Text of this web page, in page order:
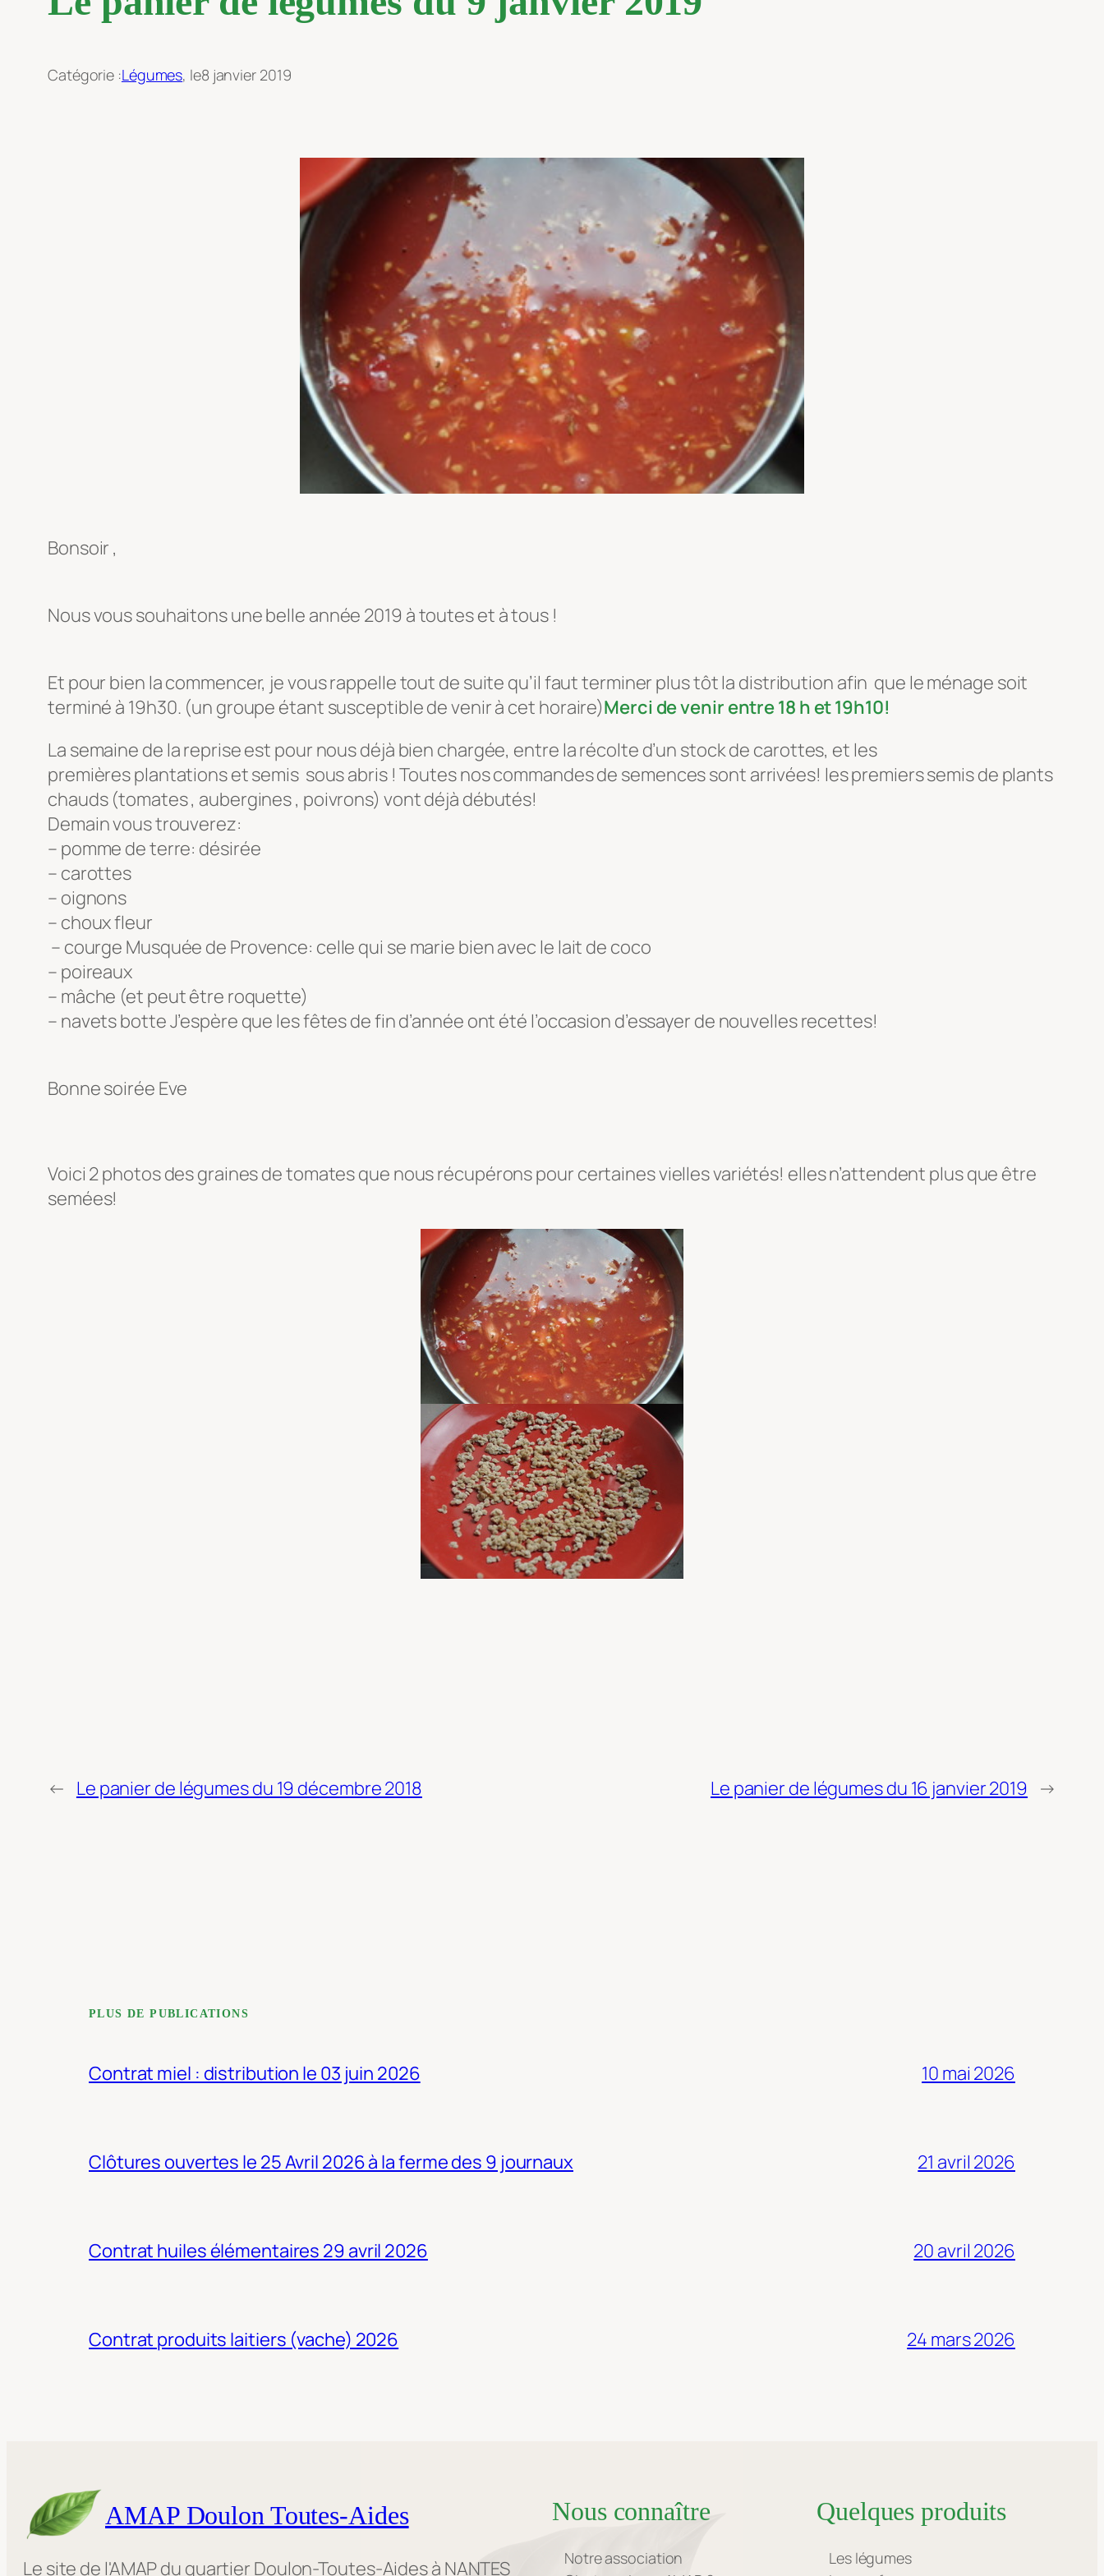
Catégorie :Légumes, le8 janvier 2019
Bonsoir ,
Nous vous souhaitons une belle année 2019 à toutes et à tous !
Et pour bien la commencer, je vous rappelle tout de suite qu’il faut terminer plus tôt la distribution afin que le ménage soit
terminé à 19h30. (un groupe étant susceptible de venir à cet horaire)Merci de venir entre 18 h et 19h10!
La semaine de la reprise est pour nous déjà bien chargée, entre la récolte d’un stock de carottes, et les
premières plantations et semis sous abris ! Toutes nos commandes de semences sont arrivées! les premiers semis de plants
chauds (tomates , aubergines , poivrons) vont déjà débutés!
Demain vous trouverez:
– pomme de terre: désirée
– carottes
– oignons
– choux fleur
– courge Musquée de Provence: celle qui se marie bien avec le lait de coco
– poireaux
– mâche (et peut être roquette)
– navets botte J’espère que les fêtes de fin d’année ont été l’occasion d’essayer de nouvelles recettes!
Bonne soirée Eve
Voici 2 photos des graines de tomates que nous récupérons pour certaines vielles variétés! elles n’attendent plus que être
semées!
← Le panier de légumes du 19 décembre 2018 Le panier de légumes du 16 janvier 2019 →
PLUS DE PUBLICATIONS
Contrat miel : distribution le 03 juin 2026 10 mai 2026
Clôtures ouvertes le 25 Avril 2026 à la ferme des 9 journaux 21 avril 2026
Contrat huiles élémentaires 29 avril 2026 20 avril 2026
Contrat produits laitiers (vache) 2026 24 mars 2026
AMAP Doulon Toutes-Aides
Le site de l'AMAP du quartier Doulon-Toutes-Aides à NANTES
Nous connaître
Notre association
Quelques produits
Les légumes